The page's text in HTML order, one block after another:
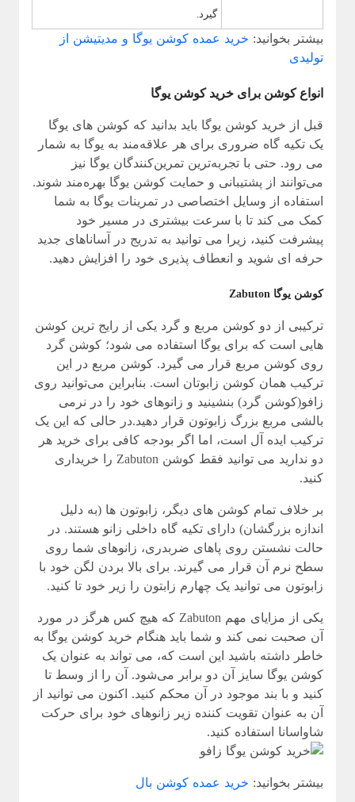
گیرد.
بیشتر بخوانید: خرید عمده کوشن یوگا و مدیتیشن از
تولیدی
انواع کوشن برای خرید کوشن یوگا
قبل از خرید کوشن یوگا باید بدانید که کوشن های یوگا
یک تکیه گاه ضروری برای هر علاقه‌مند به یوگا به شمار
می رود. حتی با تجربه‌ترین تمرین‌کنندگان یوگا نیز
می‌توانند از پشتیبانی و حمایت کوشن یوگا بهره‌مند شوند.
استفاده از وسایل اختصاصی در تمرینات یوگا به شما
کمک می کند تا با سرعت بیشتری در مسیر خود
پیشرفت کنید، زیرا می توانید به تدریج در آساناهای جدید
حرفه ای شوید و انعطاف پذیری خود را افزایش دهید.
کوشن یوگا Zabuton
ترکیبی از دو کوشن مربع و گرد یکی از رایج ترین کوشن
هایی است که برای یوگا استفاده می شود؛ کوشن گرد
روی کوشن مربع قرار می گیرد. کوشن مربع در این
ترکیب همان کوشن زابوتان است. بنابراین می‌توانید روی
زافو(کوشن گرد) بنشینید و زانوهای خود را در نرمی
بالشی مربع بزرگ زابوتون قرار دهید.در حالی که این یک
ترکیب ایده آل است، اما اگر بودجه کافی برای خرید هر
دو ندارید می توانید فقط کوشن Zabuton را خریداری
کنید.
بر خلاف تمام کوشن های دیگر، زابوتون ها (به دلیل
اندازه بزرگشان) دارای تکیه گاه داخلی زانو هستند. در
حالت نشستن روی پاهای ضربدری، زانوهای شما روی
سطح نرم آن قرار می گیرند. برای بالا بردن لگن خود با
زابوتون می توانید یک چهارم زابتون را زیر خود تا کنید.
یکی از مزایای مهم Zabuton که هیچ کس هرگز در مورد
آن صحبت نمی کند و شما باید هنگام خرید کوشن یوگا به
خاطر داشته باشید این است که، می تواند به عنوان یک
کوشن یوگا سایز آن دو برابر می‌شود. آن را از وسط تا
کنید و با بند موجود در آن محکم کنید. اکنون می توانید از
آن به عنوان تقویت کننده زیر زانوهای خود برای حرکت
شاواسانا استفاده کنید.
بیشتر بخوانید: خرید عمده کوشن بال